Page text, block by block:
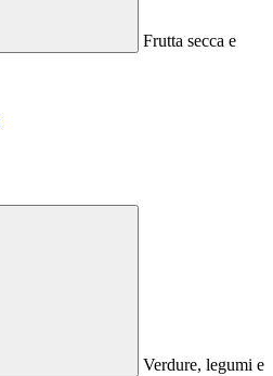
Frutta secca e
Verdure, legumi e